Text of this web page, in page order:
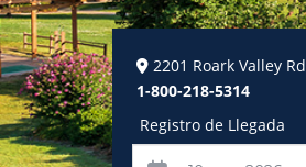
2201 Roark Valley Rd
1-800-218-5314
Registro de Llegada